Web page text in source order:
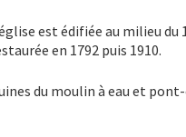
est édifiée au milieu du
en 1792 puis 1910.
du moulin à eau et